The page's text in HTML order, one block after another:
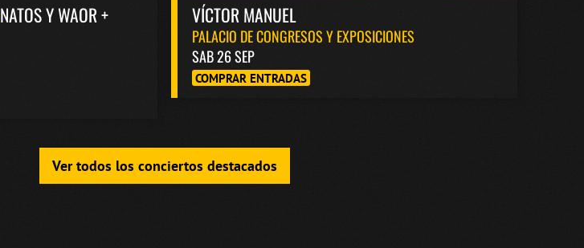
NATOS Y WAOR +
VÍCTOR MANUEL
PALACIO DE CONGRESOS Y EXPOSICIONES
SAB 26 SEP
COMPRAR ENTRADAS
Ver todos los conciertos destacados